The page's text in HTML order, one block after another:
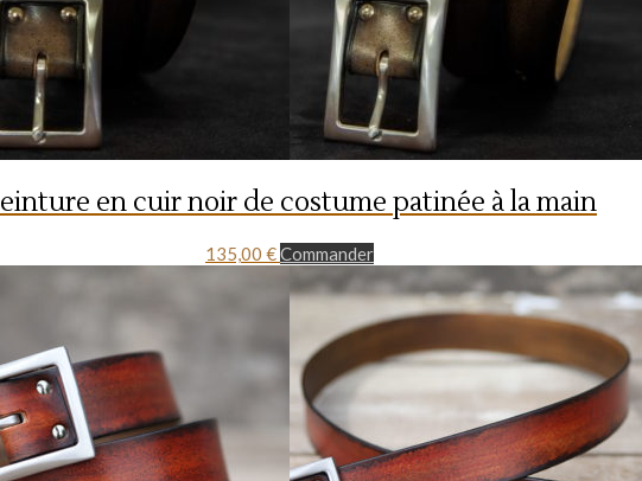
en cuir noir de costume patinée à la main
135,00 €Commander